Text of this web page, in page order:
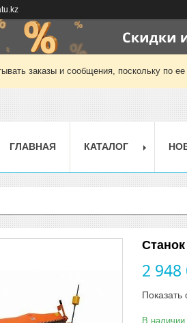
заказы и сообщения, поскольку по
ГЛАВНАЯ КАТАЛОГ
2 948
В наличии